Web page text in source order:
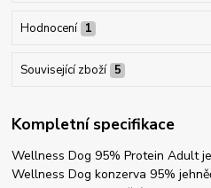
Hodnocení 1
Související zboží 5
Kompletní specifikace
Wellness Dog 95% Protein Adult
Wellness Dog konzerva 95%